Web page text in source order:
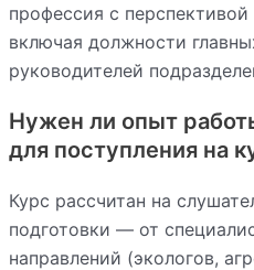
профессия с
включая должности
руководителей
Нужен ли опыт
для поступления на
Курс рассчитан на
подготовки — от
направлений (экологов,